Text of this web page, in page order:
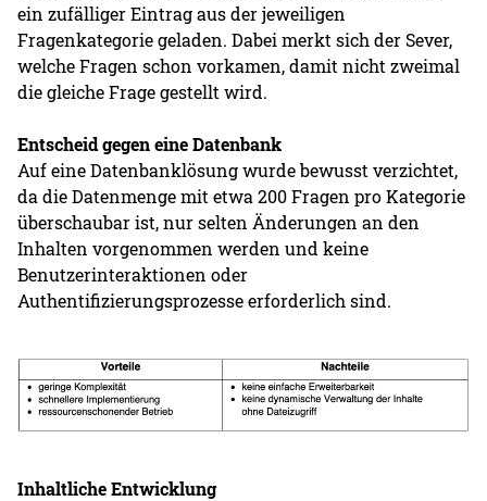
ein zufälliger Eintrag aus der jeweiligen
Fragenkategorie geladen. Dabei merkt sich der Sever,
welche Fragen schon vorkamen, damit nicht zweimal
die gleiche Frage gestellt wird.
Entscheid gegen eine Datenbank
Auf eine Datenbanklösung wurde bewusst verzichtet,
da die Datenmenge mit etwa 200 Fragen pro Kategorie
überschaubar ist, nur selten Änderungen an den
Inhalten vorgenommen werden und keine
Benutzerinteraktionen oder
Authentifizierungsprozesse erforderlich sind.
Inhaltliche Entwicklung